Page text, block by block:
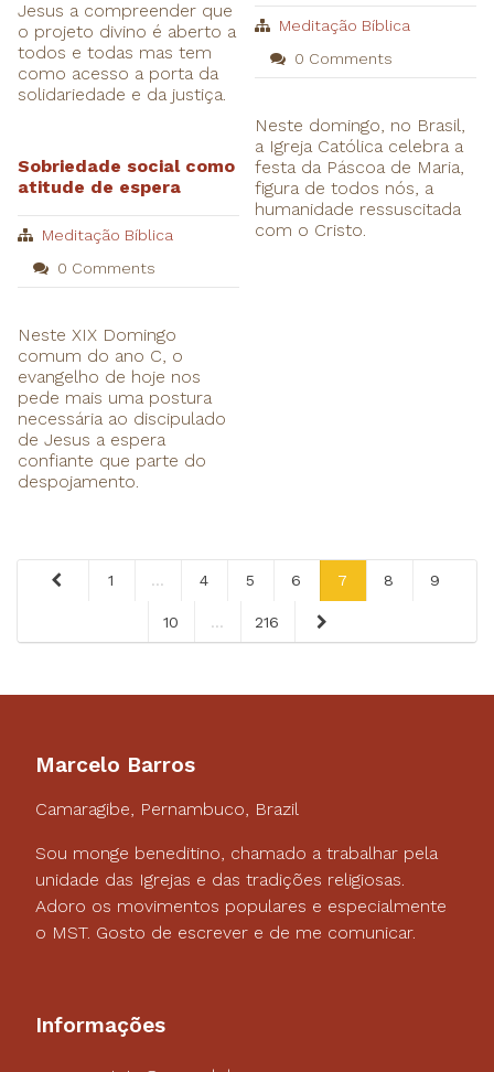
Jesus a compreender que
o projeto divino é aberto a
todos e todas mas tem
como acesso a porta da
solidariedade e da justiça.
Meditação Bíblica
0 Comments
Neste domingo, no Brasil,
a Igreja Católica celebra a
festa da Páscoa de Maria,
figura de todos nós, a
humanidade ressuscitada
com o Cristo.
Sobriedade social como
atitude de espera
Meditação Bíblica
0 Comments
Neste XIX Domingo
comum do ano C, o
evangelho de hoje nos
pede mais uma postura
necessária ao discipulado
de Jesus a espera
confiante que parte do
despojamento.
1 ... 4 5 6 7 8 9
10 ... 216
Marcelo Barros
Camaragibe, Pernambuco, Brazil
Sou monge beneditino, chamado a trabalhar pela
unidade das Igrejas e das tradições religiosas.
Adoro os movimentos populares e especialmente
o MST. Gosto de escrever e de me comunicar.
Informações